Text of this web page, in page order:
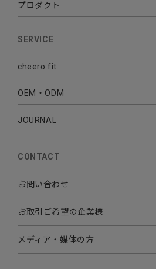
プロダクト
AUDIO
CABLE CHARGER
Sleepion
MOBILE
SERVICE
cheero fit
- Sleepion3
- 軟骨伝導式集音器
OEM・ODM
- OEM・ODM 開発
JOURNAL
CONTACT
お問い合わせ
お取引ご希望の企業様
メディア・媒体の方